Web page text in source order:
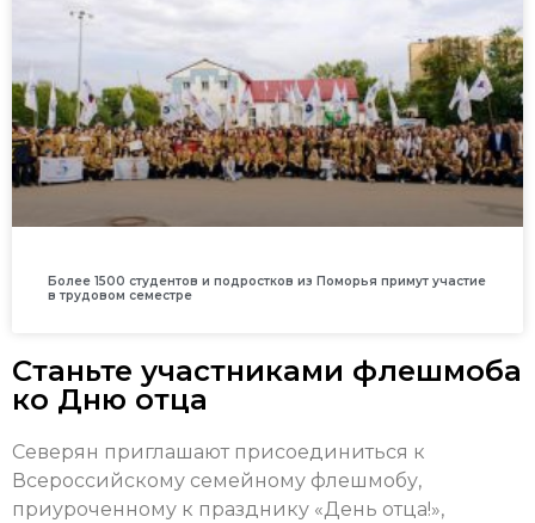
Более 1500 студентов и подростков из Поморья примут участие
в трудовом семестре
Станьте участниками флешмоба
ко Дню отца
Северян приглашают присоединиться к
Всероссийскому семейному флешмобу,
приуроченному к празднику «День отца!»,